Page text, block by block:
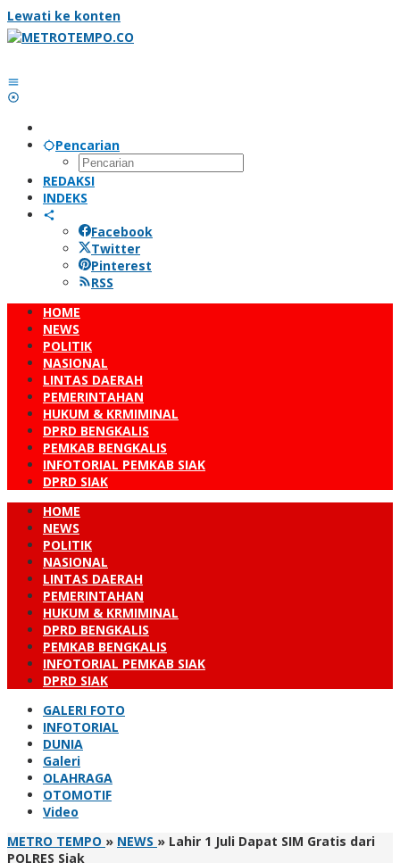
Lewati ke konten
Pencarian
REDAKSI
INDEKS
Facebook
Twitter
Pinterest
RSS
HOME
NEWS
POLITIK
NASIONAL
LINTAS DAERAH
PEMERINTAHAN
HUKUM & KRMIMINAL
DPRD BENGKALIS
PEMKAB BENGKALIS
INFOTORIAL PEMKAB SIAK
DPRD SIAK
HOME
NEWS
POLITIK
NASIONAL
LINTAS DAERAH
PEMERINTAHAN
HUKUM & KRMIMINAL
DPRD BENGKALIS
PEMKAB BENGKALIS
INFOTORIAL PEMKAB SIAK
DPRD SIAK
GALERI FOTO
INFOTORIAL
DUNIA
Galeri
OLAHRAGA
OTOMOTIF
Video
METRO TEMPO » NEWS » Lahir 1 Juli Dapat SIM Gratis dari
POLRES Siak